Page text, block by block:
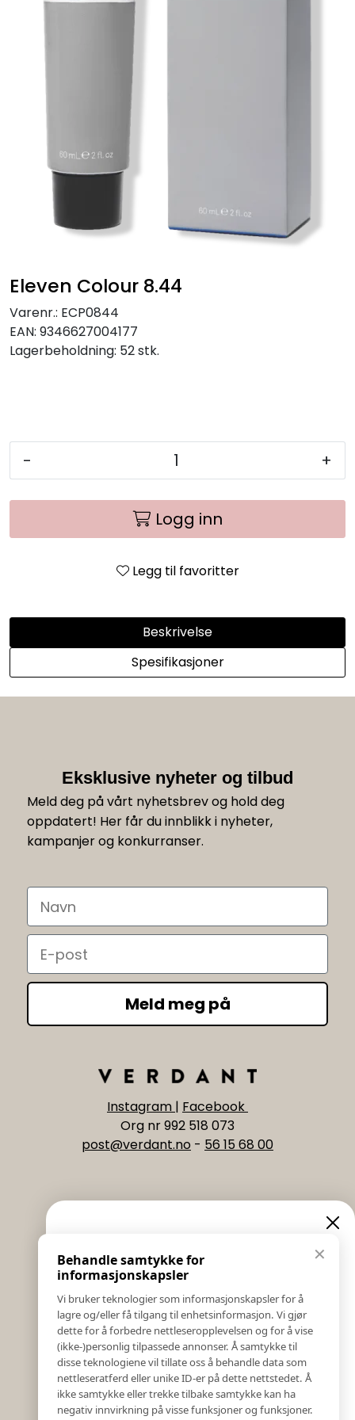
Eleven Colour 8.44
Varenr.: ECP0844
EAN: 9346627004177
Lagerbeholdning: 52 stk.
- +
Logg inn
Legg til favoritter
Beskrivelse
Spesifikasjoner
Eksklusive nyheter og tilbud
Meld deg på vårt nyhetsbrev og hold deg
oppdatert! Her får du innblikk i nyheter,
kampanjer og konkurranser.
Navn
Email
Meld meg på
Instagram | Facebook
Org nr 992 518 073
post@verdant.no - 56 15 68 00
Informasjon
Salgs & Leveringsbetingelser
Registrer reklamasjon eller retur
Kontakt Oss
Bildebank
Følg Oss
Prislister
Etiske Retningslinjer
Åpenhetsloven
✕
Behandle samtykke for
informasjonskapsler
Vi bruker teknologier som informasjonskapsler for å
lagre og/eller få tilgang til enhetsinformasjon. Vi gjør
dette for å forbedre nettleseropplevelsen og for å vise
(ikke-)personlig tilpassede annonser. Å samtykke til
disse teknologiene vil tillate oss å behandle data som
nettleseratferd eller unike ID-er på dette nettstedet. Å
ikke samtykke eller trekke tilbake samtykke kan ha
negativ innvirkning på visse funksjoner og funksjoner.
Eksklusive nyheter og
tilbud
Meld deg på vårt nyhetsbrev og hold deg oppdatert!
Her får du innblikk i nyheter, kampanjer og
konkurranser.
E-post